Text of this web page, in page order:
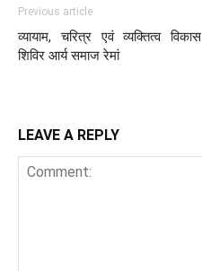
Previous article
व्यायाम, चरित्र एवं व्यक्तित्व विकास
शिविर आर्य समाज रेमां
LEAVE A REPLY